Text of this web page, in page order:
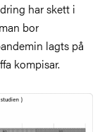
har skett i
bor
lagts på
kompisar.